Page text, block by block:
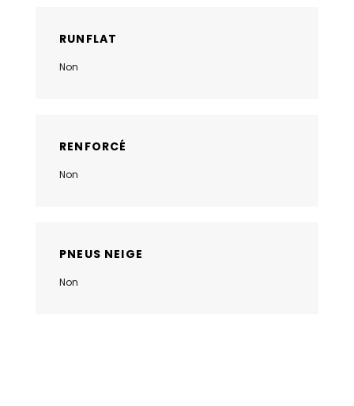
RUNFLAT
Non
RENFORCÉ
Non
PNEUS NEIGE
Non